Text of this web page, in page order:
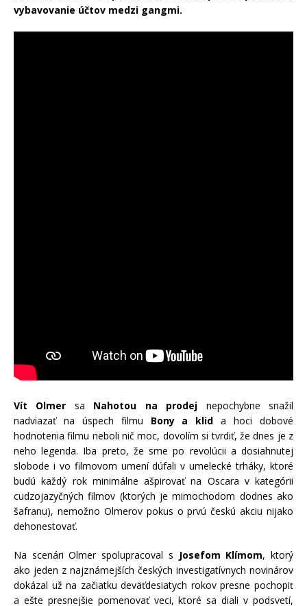
vybavovanie účtov medzi gangmi.
Vít Olmer sa Nahotou na prodej nepochybne snažil
nadviazať na úspech filmu Bony a klid a hoci dobové
hodnotenia filmu neboli nič moc, dovolím si tvrdiť, že dnes je z
neho legenda. Iba preto, že sme po revolúcii a dosiahnutej
slobode i vo filmovom umení dúfali v umelecké trháky, ktoré
budú každý rok minimálne ašpirovať na Oscara v kategórii
cudzojazyčných filmov (ktorých je mimochodom dodnes ako
šafranu), nemožno Olmerov pokus o prvú českú akciu nijako
dehonestovať.
Na scenári Olmer spolupracoval s Josefom Klímom, ktorý
ako jeden z najznámejších českých investigatívnych novinárov
dokázal už na začiatku deväťdesiatych rokov presne pochopiť
a ešte presnejšie pomenovať veci, ktoré sa diali v podsvetí,